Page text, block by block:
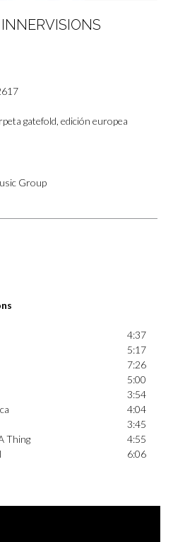
gatefold, edición europea
Group
4:37
5:17
7:26
5:00
3:54
4:04
3:45
Thing
4:55
6:06